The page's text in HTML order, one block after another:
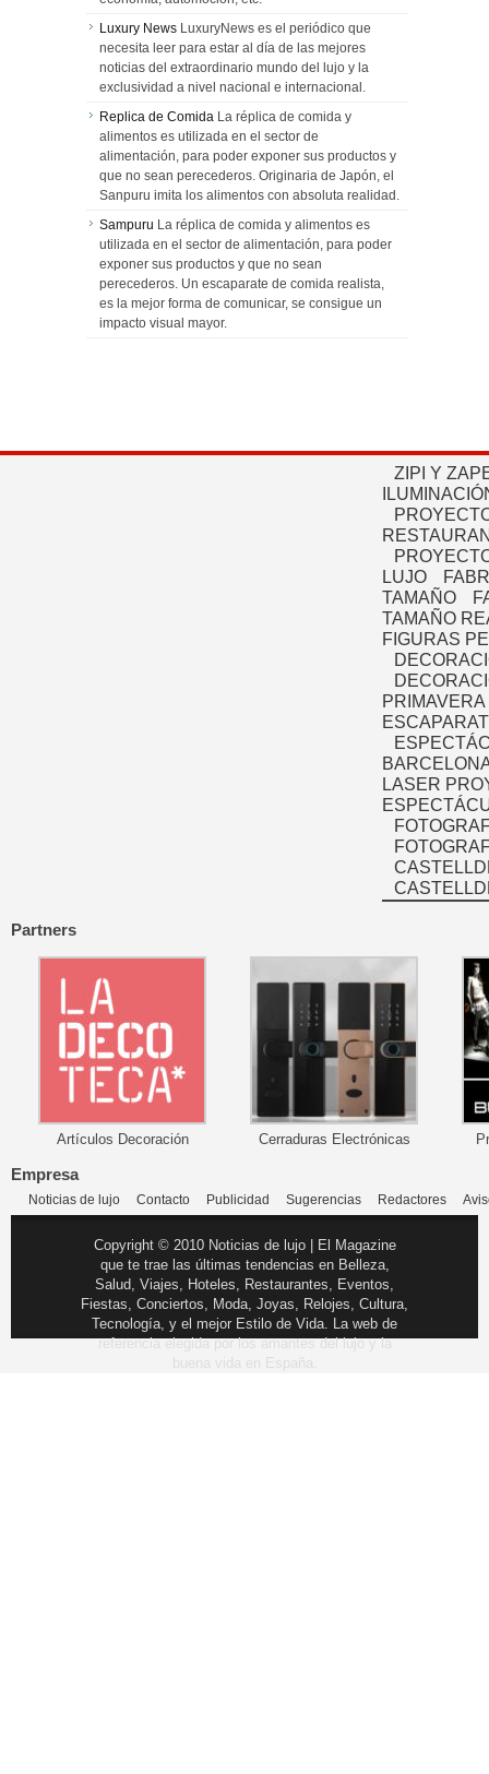
Luxury News LuxuryNews es el periódico que
necesita leer para estar al día de las mejores
noticias del extraordinario mundo del lujo y la
exclusividad a nivel nacional e internacional.
Replica de Comida La réplica de comida y
alimentos es utilizada en el sector de
alimentación, para poder exponer sus productos y
que no sean perecederos. Originaria de Japón, el
Sanpuru imita los alimentos con absoluta realidad.
Sampuru La réplica de comida y alimentos es
utilizada en el sector de alimentación, para poder
exponer sus productos y que no sean
perecederos. Un escaparate de comida realista,
es la mejor forma de comunicar, se consigue un
impacto visual mayor.
ZIPI Y
LUJO
TAMAÑO
TAMAÑO
FIGURAS
PRIMAVERA
LASER
Partners
Artículos Decoración Cerraduras Electrónicas
Empresa
Noticias de lujo Contacto Publicidad Sugerencias Redactores
Copyright © 2010 Noticias de lujo | El Magazine
que te trae las últimas tendencias en Belleza,
Salud, Viajes, Hoteles, Restaurantes, Eventos,
Fiestas, Conciertos, Moda, Joyas, Relojes, Cultura,
Tecnología, y el mejor Estilo de Vida. La web de
referencia elegida por los amantes del lujo y la